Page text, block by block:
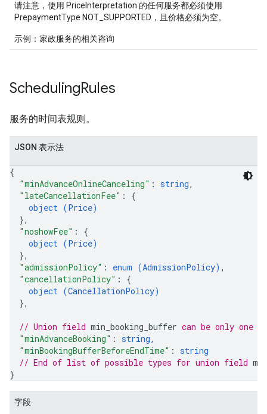
请注意，使用 PriceInterpretation 的任何服务都必须使用
PrepaymentType NOT_SUPPORTED，且价格必须为空。
示例：家政服务的相关咨询
SchedulingRules
服务的时间表规则。
JSON 表示法
{
"minAdvanceOnlineCanceling" : string,
"lateCancellationFee" : {
object (Price)
},
"noshowFee" : {
object (Price)
},
"admissionPolicy" : enum (AdmissionPolicy) ,
"cancellationPolicy" : {
object (CancellationPolicy)
},
// Union field min_booking_buffer can be only one
"minAdvanceBooking" : string,
"minBookingBufferBeforeEndTime" : string
// End of list of possible types for union field
}
字段